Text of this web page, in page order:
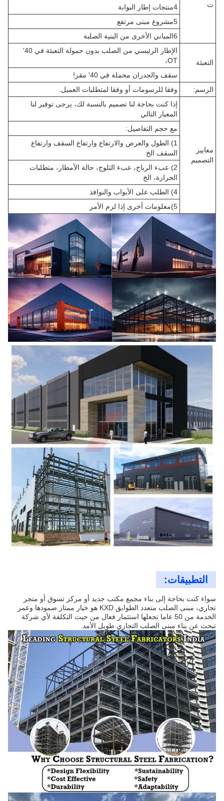
ت
4منتجات إطار البوابة
5مشروع مبنى مرتفع
6المباني الأخرى من البنية الصلبة
التعبئة
الإطار الرئيسي من الصلب بدون حمولة التعبئة في 40'
OT،
سقف والجدران محملة في 40' مقر!
الرسم:
وفقا للرسومات أو وفقا لمتطلبات العميل.
معايير
التصميم
إذا كنت بحاجة لنا تصميم بالنسبة لك، يرجى توفير لنا
المعيار التالي
مع حجم التفاصيل:
1) الطول والعرض والارتفاع وارتفاع السقف وارتفاع
السقف الخ
2) عبء الرياح، عبء الثلوج، حالة الأمطار، متطلبات
الحرارة، الخ
4) الطلب على الأبواب والنوافذ
5)معلومات أخرى إذا لزم الأمر
التطبيقات:
سواء كنت بحاجة إلى بناء مجمع مكتب جديد أو مركز تسوق أو متجر
تجاري، مبنى الصلب متعدد الطوابق KXD هو خيار ممتاز.صمودها وعمر
الخدمة من 50 عاما تجعلها استثمار فعال من حيث التكلفة لأي شركة
تبحث عن بناء مبنى الصلب التجاري طويل الأمد.